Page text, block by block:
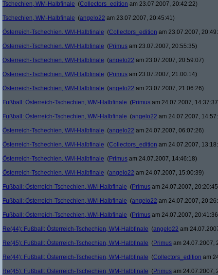
Tschechien, WM-Halbfinale (Collectors_edition am 23.07.2007, 20:42:22)
Tschechien, WM-Halbfinale (angelo22 am 23.07.2007, 20:45:41)
Österreich-Tschechien, WM-Halbfinale (Collectors_edition am 23.07.2007,
Österreich-Tschechien, WM-Halbfinale (Primus am 23.07.2007, 20:55:35)
Österreich-Tschechien, WM-Halbfinale (angelo22 am 23.07.2007, 20:59:07)
Österreich-Tschechien, WM-Halbfinale (Primus am 23.07.2007, 21:00:14)
Österreich-Tschechien, WM-Halbfinale (angelo22 am 23.07.2007, 21:06:26)
Fußball: Österreich-Tschechien, WM-Halbfinale (Primus am 24.07.2007,
Fußball: Österreich-Tschechien, WM-Halbfinale (angelo22 am 24.07.2007,
Österreich-Tschechien, WM-Halbfinale (angelo22 am 24.07.2007, 06:07:26)
Österreich-Tschechien, WM-Halbfinale (Collectors_edition am 24.07.2007,
Österreich-Tschechien, WM-Halbfinale (Primus am 24.07.2007, 14:46:18)
Österreich-Tschechien, WM-Halbfinale (angelo22 am 24.07.2007, 15:00:39)
Fußball: Österreich-Tschechien, WM-Halbfinale (Primus am 24.07.2007,
Fußball: Österreich-Tschechien, WM-Halbfinale (angelo22 am 24.07.2007,
Fußball: Österreich-Tschechien, WM-Halbfinale (Primus am 24.07.2007,
Re(44): Fußball: Österreich-Tschechien, WM-Halbfinale (angelo22 am
Re(45): Fußball: Österreich-Tschechien, WM-Halbfinale (Primus am 24.07.2007,
Re(44): Fußball: Österreich-Tschechien, WM-Halbfinale (Collectors_edition am
Re(45): Fußball: Österreich-Tschechien, WM-Halbfinale (Primus am 24.07.2007,